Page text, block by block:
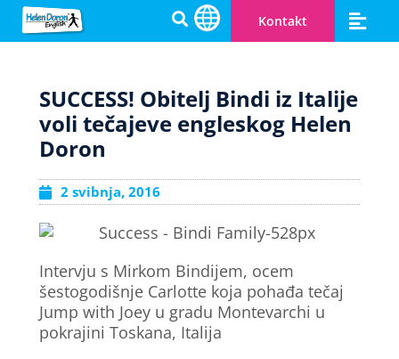
Kontakt
SUCCESS! Obitelj Bindi iz Italije
voli tečajeve engleskog Helen
Doron
2 svibnja, 2016
Intervju s Mirkom Bindijem, ocem
šestogodišnje Carlotte koja pohađa tečaj
Jump with Joey u gradu Montevarchi u
pokrajini Toskana, Italija